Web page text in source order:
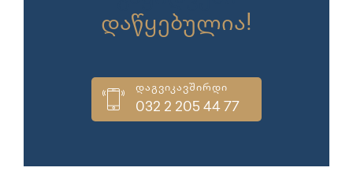
დაწყებულია!
დაგვიკავშირდი
032 2 205 44 77